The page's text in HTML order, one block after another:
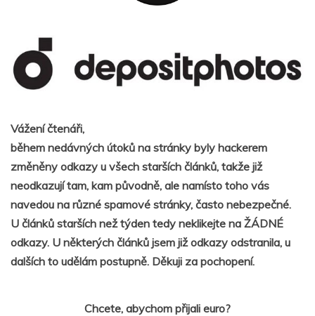
Vážení čtenáři,
během nedávných útoků na stránky byly hackerem
změněny odkazy u všech starších článků, takže již
neodkazují tam, kam původně, ale namísto toho vás
navedou na různé spamové stránky, často nebezpečné.
U článků starších než týden tedy neklikejte na ŽÁDNÉ
odkazy. U některých článků jsem již odkazy odstranila, u
dalších to udělám postupně. Děkuji za pochopení.
Chcete, abychom přijali euro?